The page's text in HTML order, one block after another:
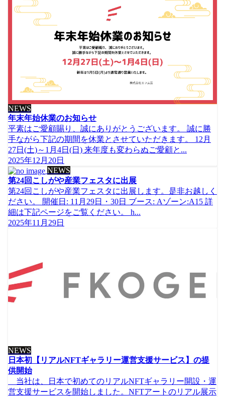
NEWS
年末年始休業のお知らせ
平素はご愛顧賜り、誠にありがとうございます。 誠に勝
手ながら下記の期間を休業とさせていただきます。 12月
27日(土)～1月4日(日) 来年度も変わらぬご愛顧と...
2025年12月20日
NEWS
第24回こしがや産業フェスタに出展
第24回こしがや産業フェスタに出展します。是非お越しく
ださい。 開催日: 11月29日・30日 ブース: Aゾーン:A15 詳
細は下記ページをご覧ください。 h...
2025年11月29日
NEWS
日本初【リアルNFTギャラリー運営支援サービス】の提
供開始
当社は、日本で初めてのリアルNFTギャラリー開設・運
営支援サービスを開始しました。NFTアートのリアル展示